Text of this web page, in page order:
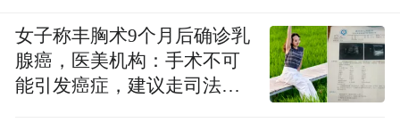
女子称丰胸术9个月后确诊乳
腺癌，医美机构：手术不可
能引发癌症，建议走司法途